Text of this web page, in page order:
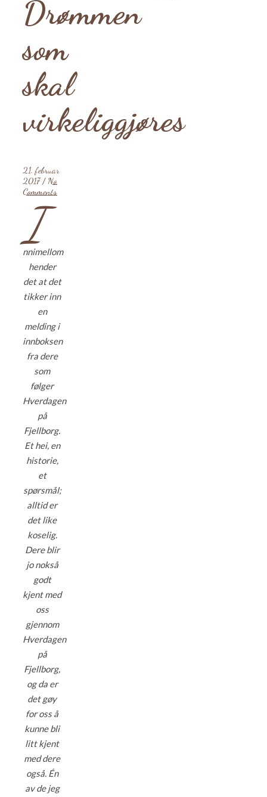
Drømmen
som
skal
virkeliggjøres
21. februar
2017 / No
Comments
I
nnimellom
hender
det at det
tikker inn
en
melding i
innboksen
fra dere
som
følger
Hverdagen
på
Fjellborg.
Et hei, en
historie,
et
spørsmål;
alltid er
det like
koselig.
Dere blir
jo nokså
godt
kjent med
oss
gjennom
Hverdagen
på
Fjellborg,
og da er
det gøy
for oss å
kunne bli
litt kjent
med dere
også. Én
av de jeg